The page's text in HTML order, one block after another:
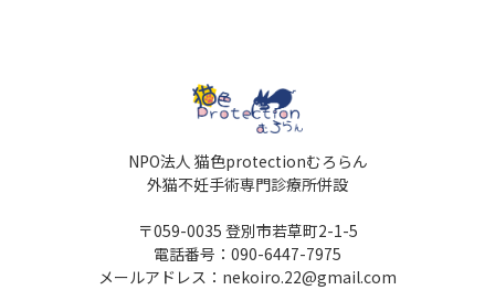
NPO法人 猫色protectionむろらん
外猫不妊手術専門診療所併設
〒059-0035 登別市若草町2-1-5
電話番号：090-6447-7975
メールアドレス：nekoiro.22@gmail.com